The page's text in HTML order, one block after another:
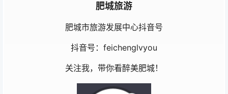
肥城旅游
肥城市旅游发展中心抖音号
抖音号：feichenglvyou
关注我，带你看醉美肥城！